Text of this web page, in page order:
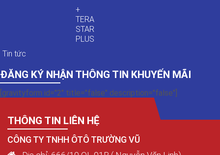
+
TERA
STAR
PLUS
Tin tức
ĐĂNG KÝ NHẬN THÔNG TIN KHUYẾN MÃI
[gravityform id="2" title="false" description="false"]
THÔNG TIN LIÊN HỆ
CÔNG TY TNHH ÔTÔ TRƯỜNG VŨ